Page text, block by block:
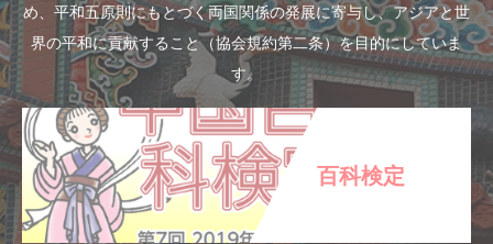
め、平和五原則にもとづく両国関係の発展に寄与し、アジアと世
界の平和に貢献すること（協会規約第二条）を目的にしていま
す。
百科検定